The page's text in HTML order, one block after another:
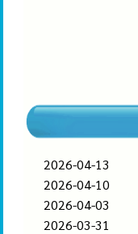
2026-04-13
2026-04-10
2026-04-03
2026-03-31